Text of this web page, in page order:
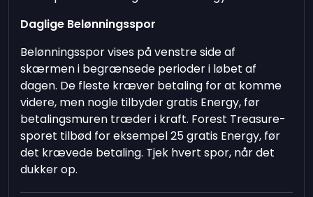
Daglige Belønningsspor
Belønningsspor vises på venstre side af
skærmen i begrænsede perioder i løbet af
dagen. De fleste kræver betaling for at komme
videre, men nogle tilbyder gratis Energy, før
betalingsmuren træder i kraft. Forest Treasure-
sporet tilbød for eksempel 25 gratis Energy, før
det krævede betaling. Tjek hvert spor, når det
dukker op.